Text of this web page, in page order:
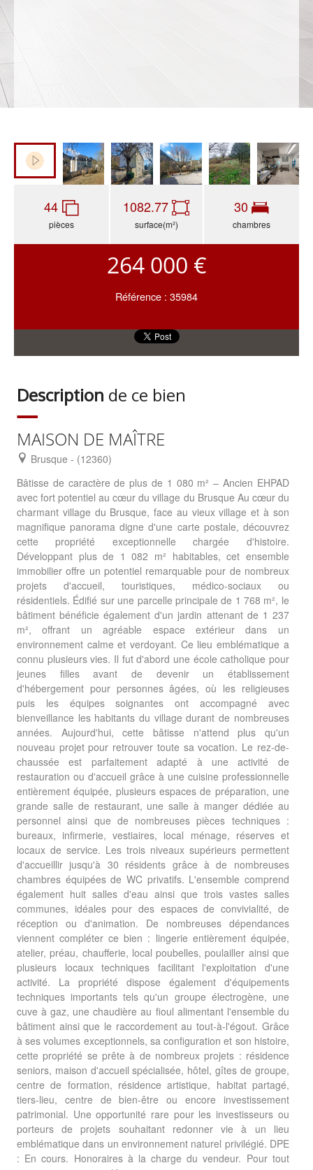
44
pièces
1082.77
surface(m²)
30
chambres
264 000 €
Référence : 35984
Description de ce bien
MAISON DE MAÎTRE
Brusque - (12360)
Bâtisse de caractère de plus de 1 080 m² – Ancien EHPAD
avec fort potentiel au cœur du village du Brusque Au cœur du
charmant village du Brusque, face au vieux village et à son
magnifique panorama digne d'une carte postale, découvrez
cette propriété exceptionnelle chargée d'histoire.
Développant plus de 1 082 m² habitables, cet ensemble
immobilier offre un potentiel remarquable pour de nombreux
projets d'accueil, touristiques, médico-sociaux ou
résidentiels. Édifié sur une parcelle principale de 1 768 m², le
bâtiment bénéficie également d'un jardin attenant de 1 237
m², offrant un agréable espace extérieur dans un
environnement calme et verdoyant. Ce lieu emblématique a
connu plusieurs vies. Il fut d'abord une école catholique pour
jeunes filles avant de devenir un établissement
d'hébergement pour personnes âgées, où les religieuses
puis les équipes soignantes ont accompagné avec
bienveillance les habitants du village durant de nombreuses
années. Aujourd'hui, cette bâtisse n'attend plus qu'un
nouveau projet pour retrouver toute sa vocation. Le rez-de-
chaussée est parfaitement adapté à une activité de
restauration ou d'accueil grâce à une cuisine professionnelle
entièrement équipée, plusieurs espaces de préparation, une
grande salle de restaurant, une salle à manger dédiée au
personnel ainsi que de nombreuses pièces techniques :
bureaux, infirmerie, vestiaires, local ménage, réserves et
locaux de service. Les trois niveaux supérieurs permettent
d'accueillir jusqu'à 30 résidents grâce à de nombreuses
chambres équipées de WC privatifs. L'ensemble comprend
également huit salles d'eau ainsi que trois vastes salles
communes, idéales pour des espaces de convivialité, de
réception ou d'animation. De nombreuses dépendances
viennent compléter ce bien : lingerie entièrement équipée,
atelier, préau, chaufferie, local poubelles, poulailler ainsi que
plusieurs locaux techniques facilitant l'exploitation d'une
activité. La propriété dispose également d'équipements
techniques importants tels qu'un groupe électrogène, une
cuve à gaz, une chaudière au fioul alimentant l'ensemble du
bâtiment ainsi que le raccordement au tout-à-l'égout. Grâce
à ses volumes exceptionnels, sa configuration et son histoire,
cette propriété se prête à de nombreux projets : résidence
seniors, maison d'accueil spécialisée, hôtel, gîtes de groupe,
centre de formation, résidence artistique, habitat partagé,
tiers-lieu, centre de bien-être ou encore investissement
patrimonial. Une opportunité rare pour les investisseurs ou
porteurs de projets souhaitant redonner vie à un lieu
emblématique dans un environnement naturel privilégié. DPE
: En cours. Honoraires à la charge du vendeur. Pour tout